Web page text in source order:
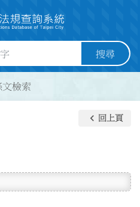
搜尋
文檢索
keyboard_arrow_left 回上頁